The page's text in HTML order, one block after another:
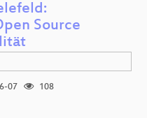
Source
07
108